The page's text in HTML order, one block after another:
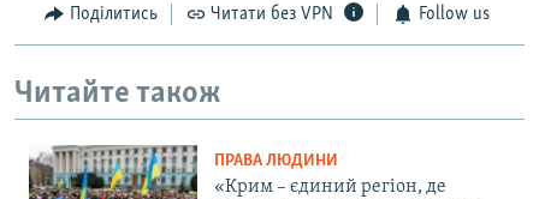
Поділитись Читати без VPN Follow us
Читайте також
ПРАВА ЛЮДИНИ
«Крим – єдиний регіон, де